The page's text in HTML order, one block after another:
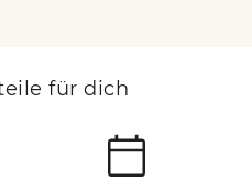
für dich